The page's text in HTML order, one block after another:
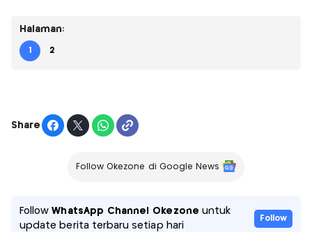
Halaman:
1 2
Share
Follow Okezone di Google News
FollowWhatsApp Channel Okezone untuk
update berita terbaru setiap hari
Follow